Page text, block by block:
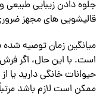
جلوه دادن زیبایی
قالیشویی های مجهز
است. با این حال، اگر فرش
حیوانات خانگی دارید یا
ممکن است لازم باشد